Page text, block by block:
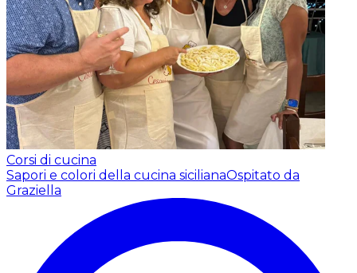
Corsi di cucina
Sapori e colori della cucina sicilianaOspitato da
Graziella